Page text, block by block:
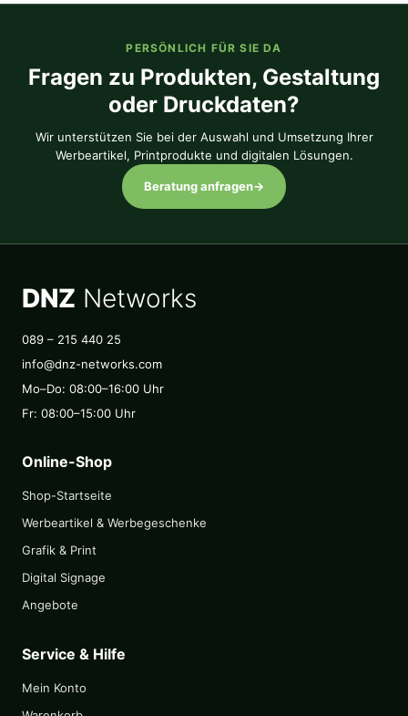
PERSÖNLICH FÜR SIE DA
Fragen zu Produkten, Gestaltung
oder Druckdaten?
Wir unterstützen Sie bei der Auswahl und Umsetzung Ihrer
Werbeartikel, Printprodukte und digitalen Lösungen.
Beratung anfragen→
DNZ Networks
089 – 215 440 25
info@dnz-networks.com
Mo–Do: 08:00–16:00 Uhr
Fr: 08:00–15:00 Uhr
Online-Shop
Shop-Startseite
Werbeartikel & Werbegeschenke
Grafik & Print
Digital Signage
Angebote
Service & Hilfe
Mein Konto